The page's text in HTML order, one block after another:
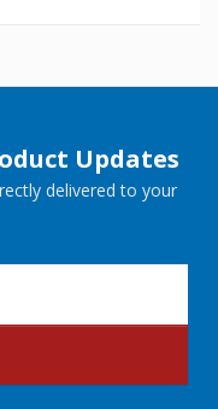
Updates
delivered to your